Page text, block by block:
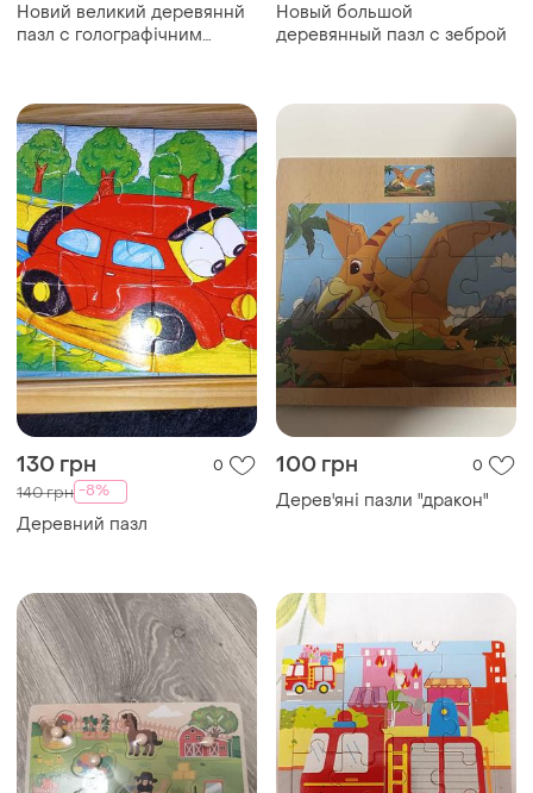
Новий великий деревяннй
пазл c голографічним
Новый большой
деревянный пазл с зеброй
130 грн 0
140 грн -8%
Деревний пазл
100 грн 0
Дерев'яні пазли "дракон"